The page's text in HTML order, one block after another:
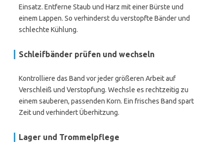
Einsatz. Entferne Staub und Harz mit einer Bürste und
einem Lappen. So verhinderst du verstopfte Bänder und
schlechte Kühlung.
Schleifbänder prüfen und wechseln
Kontrolliere das Band vor jeder größeren Arbeit auf
Verschleiß und Verstopfung. Wechsle es rechtzeitig zu
einem sauberen, passenden Korn. Ein frisches Band spart
Zeit und verhindert Überhitzung.
Lager und Trommelpflege